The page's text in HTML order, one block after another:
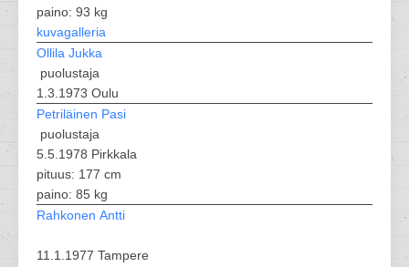
paino: 93 kg
kuvagalleria
Ollila Jukka
puolustaja
1.3.1973 Oulu
Petriläinen Pasi
puolustaja
5.5.1978 Pirkkala
pituus: 177 cm
paino: 85 kg
Rahkonen Antti
11.1.1977 Tampere